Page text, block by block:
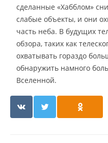
сделанные «Хабблом»
слабые объекты, и они
часть неба. В будущих
обзора, таких как
охватывать гораздо
обнаружить намного
Вселенной.